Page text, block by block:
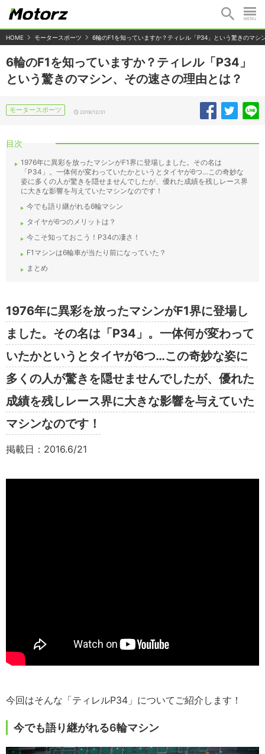
HOME モータースポーツ 6輪のF1を知っていますか？ティレル「P34」という驚きのマシ
6輪のF1を知っていますか？ティレル「P34」
という驚きのマシン、その速さの理由とは？
モータースポーツ 2019/12/31
目次
1976年に異彩を放ったマシンがF1界に登場しました。その名は
「P34」。一体何が変わっていたかというとタイヤが6つ…この奇妙な
姿に多くの人が驚きを隠せませんでしたが、優れた成績を残しレース界
に大きな影響を与えていたマシンなのです！
今でも語り継がれる6輪マシン
タイヤが6つのメリットは？
今こそ知っておこう！P34の凄さ！
F1マシンは6輪車が当たり前になっていた？
まとめ
1976年に異彩を放ったマシンがF1界に登場し
ました。その名は「P34」。一体何が変わって
いたかというとタイヤが6つ…この奇妙な姿に
多くの人が驚きを隠せませんでしたが、優れた
成績を残しレース界に大きな影響を与えていた
マシンなのです！
掲載日：2016.6/21
今回はそんな「ティレルP34」についてご紹介します！
今でも語り継がれる6輪マシン